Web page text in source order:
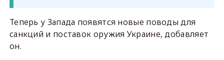
Теперь у Запада появятся новые поводы для
санкций и поставок оружия Украине, добавляет
он.